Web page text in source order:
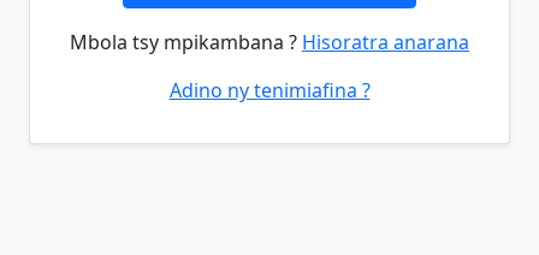
Mbola tsy mpikambana ? Hisoratra anarana
Adino ny tenimiafina ?